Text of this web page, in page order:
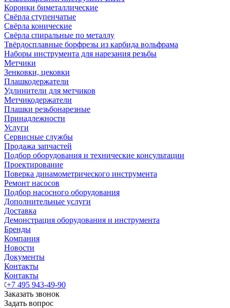
Коронки биметаллические
Свёрла ступенчатые
Свёрла конические
Свёрла спиральные по металлу
Твёрдосплавные борфрезы из карбида вольфрама
Наборы инструмента для нарезания резьбы
Метчики
Зенковки, цековки
Плашкодержатели
Удлинители для метчиков
Метчикодержатели
Плашки резьбонарезные
Принадлежности
Услуги
Сервисные службы
Продажа запчастей
Подбор оборудования и технические консультации
Проектирование
Поверка динамометрического инструмента
Ремонт насосов
Подбор насосного оборудования
Дополнительные услуги
Доставка
Демонстрация оборудования и инструмента
Бренды
Компания
Новости
Документы
Контакты
Контакты
+7 495 943-49-90
Заказать звонок
Задать вопрос